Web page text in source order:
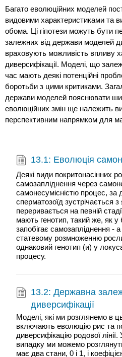
Багато еволюційних моделей
видовими характеристиками та
обома. Ці гіпотези можуть бути
залежних від держави моделей
враховують можливість впливу
диверсифікації. Моделі, що
час мають деякі потенційні
боротьби з цими критиками.
держави моделей пояснювати
еволюційних змін ще належить
перспективним напрямком для
13.1: Еволюція
Деякі види покритонасінних
самозапліднення через
самонесумісністю процес, за
сперматозоїд зустрічається
переривається на певній
мають генотип, такий же, як у
запобігає самозапліднення - а
статевому розмноженню
однаковий генотип (и) у
процесу.
13.2: Державна
диверсифікації
Моделі, які ми розглянемо в
включають еволюцію рис та
диверсифікацію родової
випадку ми можемо
має два стани, 0 і 1, і